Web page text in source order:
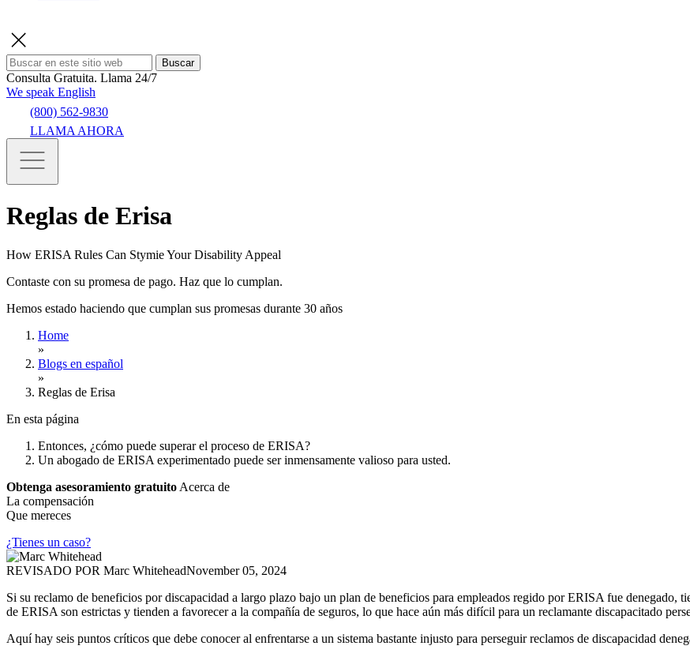
Buscar
Consulta Gratuita. Llama 24/7
We speak English
(800) 562-9830
LLAMA AHORA
Reglas de Erisa
How ERISA Rules Can Stymie Your Disability Appeal
Contaste con su promesa de pago. Haz que lo cumplan.
Hemos estado haciendo que cumplan sus promesas durante 30 años
Home
»
Blogs en español
»
Reglas de Erisa
En esta página
Entonces, ¿cómo puede superar el proceso de ERISA?
Un abogado de ERISA experimentado puede ser inmensamente valioso para usted.
Obtenga asesoramiento gratuito Acerca de
La compensación
Que mereces
¿Tienes un caso?
REVISADO POR Marc WhiteheadNovember 05, 2024
Si su reclamo de beneficios por discapacidad a largo plazo bajo un plan de beneficios para empleados regido por ERISA fue denegado,
de ERISA son estrictas y tienden a favorecer a la compañía de seguros, lo que hace aún más difícil para un reclamante discapacitado
Aquí hay seis puntos críticos que debe conocer al enfrentarse a un sistema bastante injusto para perseguir reclamos de discapacidad